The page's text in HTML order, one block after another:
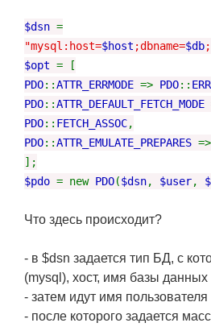
$dsn =
"mysql:host=$host ;dbname=$db
$opt = [
PDO::ATTR_ERRMODE => PDO::
PDO::ATTR_DEFAULT_FETCH_MODE
PDO:: FETCH_ASSOC,
PDO::ATTR_EMULATE_PREPARES =>
];
$pdo = new PDO($dsn, $user,
Что здесь происходит?
- в $dsn задается тип БД, с
(mysql), хост, имя базы данных
- затем идут имя
- после которого задается